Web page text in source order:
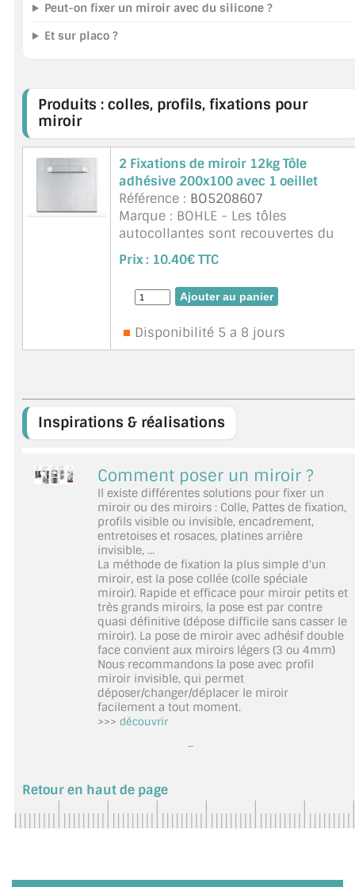
Peut-on fixer un miroir avec du silicone ?
Et sur placo ?
Produits : colles, profils, fixations pour
miroir
2 Fixations de miroir 12kg Tôle
adhésive 200x100 avec 1 oeillet
Référence : BO5208607
Marque : BOHLE - Les tôles
autocollantes sont recouvertes du
ruban à miroir Xtramount® Décor
zingué Charge portante 12 kg
Stockage à 18° et 60% de taux
d'humidité re ...suite
Prix : 10.40€ TTC
Disponibilité 5 a 8 jours
Inspirations & réalisations
Comment poser un miroir ?
Il existe différentes solutions pour fixer un
miroir ou des miroirs : Colle, Pattes de fixation,
profils visible ou invisible, encadrement,
entretoises et rosaces, platines arrière
invisible, ...
La méthode de fixation la plus simple d'un
miroir, est la pose collée (colle spéciale
miroir). Rapide et efficace pour miroir petits et
très grands miroirs, la pose est par contre
quasi définitive (dépose difficile sans casser le
miroir). La pose de miroir avec adhésif double
face convient aux miroirs légers (3 ou 4mm)
Nous recommandons la pose avec profil
miroir invisible, qui permet
déposer/changer/déplacer le miroir
facilement a tout moment.
>>> découvrir
Retour en haut de page